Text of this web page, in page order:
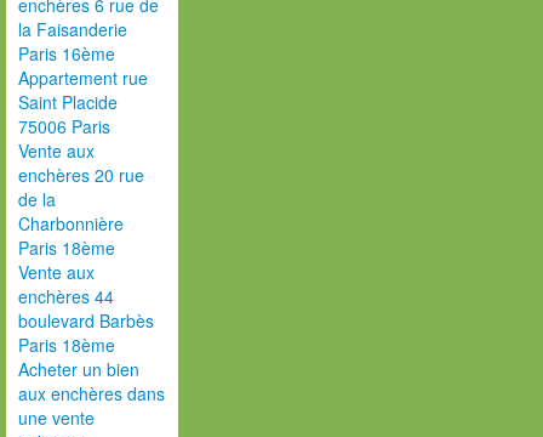
enchères 6 rue de
la Faisanderie
Paris 16ème
Appartement rue
Saint Placide
75006 Paris
Vente aux
enchères 20 rue
de la
Charbonnière
Paris 18ème
Vente aux
enchères 44
boulevard Barbès
Paris 18ème
Acheter un bien
aux enchères dans
une vente